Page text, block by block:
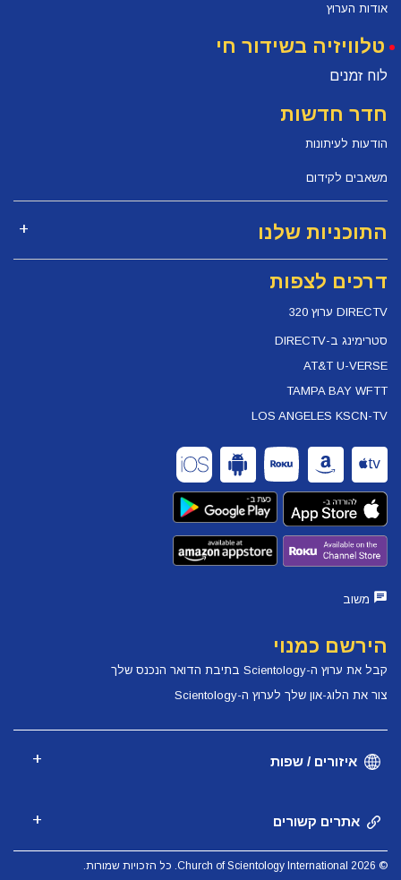
אודות הערוץ
טלוויזיה בשידור חי
לוח זמנים
חדר חדשות
הודעות לעיתונות
משאבים לקידום
התוכניות שלנו
דרכים לצפות
DIRECTV ערוץ 320
סטרימינג ב-DIRECTV
AT&T U-VERSE
TAMPA BAY WFTT
LOS ANGELES KSCN-TV
משוב
הירשם כמנוי
קבל את ערוץ ה-Scientology בתיבת הדואר הנכנס שלך
צור את הלוג-און שלך לערוץ ה-Scientology
איזורים / שפות
אתרים קשורים
© 2026 Church of Scientology International. כל הזכויות שמורות.